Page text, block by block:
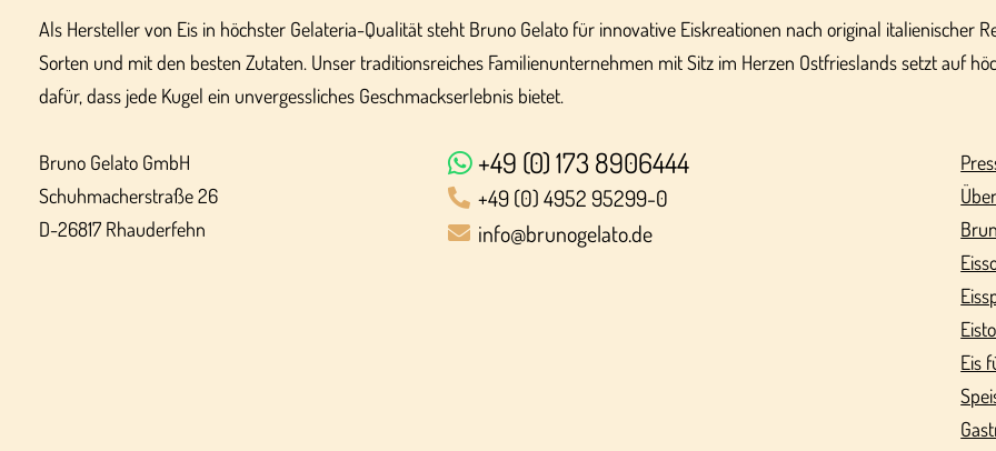
Als Hersteller von Eis in höchster Gelateria-Qualität steht Bruno Gelato für innovative Eiskreationen nach original italienischer
Sorten und mit den besten Zutaten. Unser traditionsreiches Familienunternehmen mit Sitz im Herzen Ostfrieslands setzt auf
dafür, dass jede Kugel ein unvergessliches Geschmackserlebnis bietet.
Bruno Gelato GmbH
Schuhmacherstraße 26
D-26817 Rhauderfehn
+49 (0) 173 8906444
+49 (0) 4952 95299-0
info@brunogelato.de
Eis